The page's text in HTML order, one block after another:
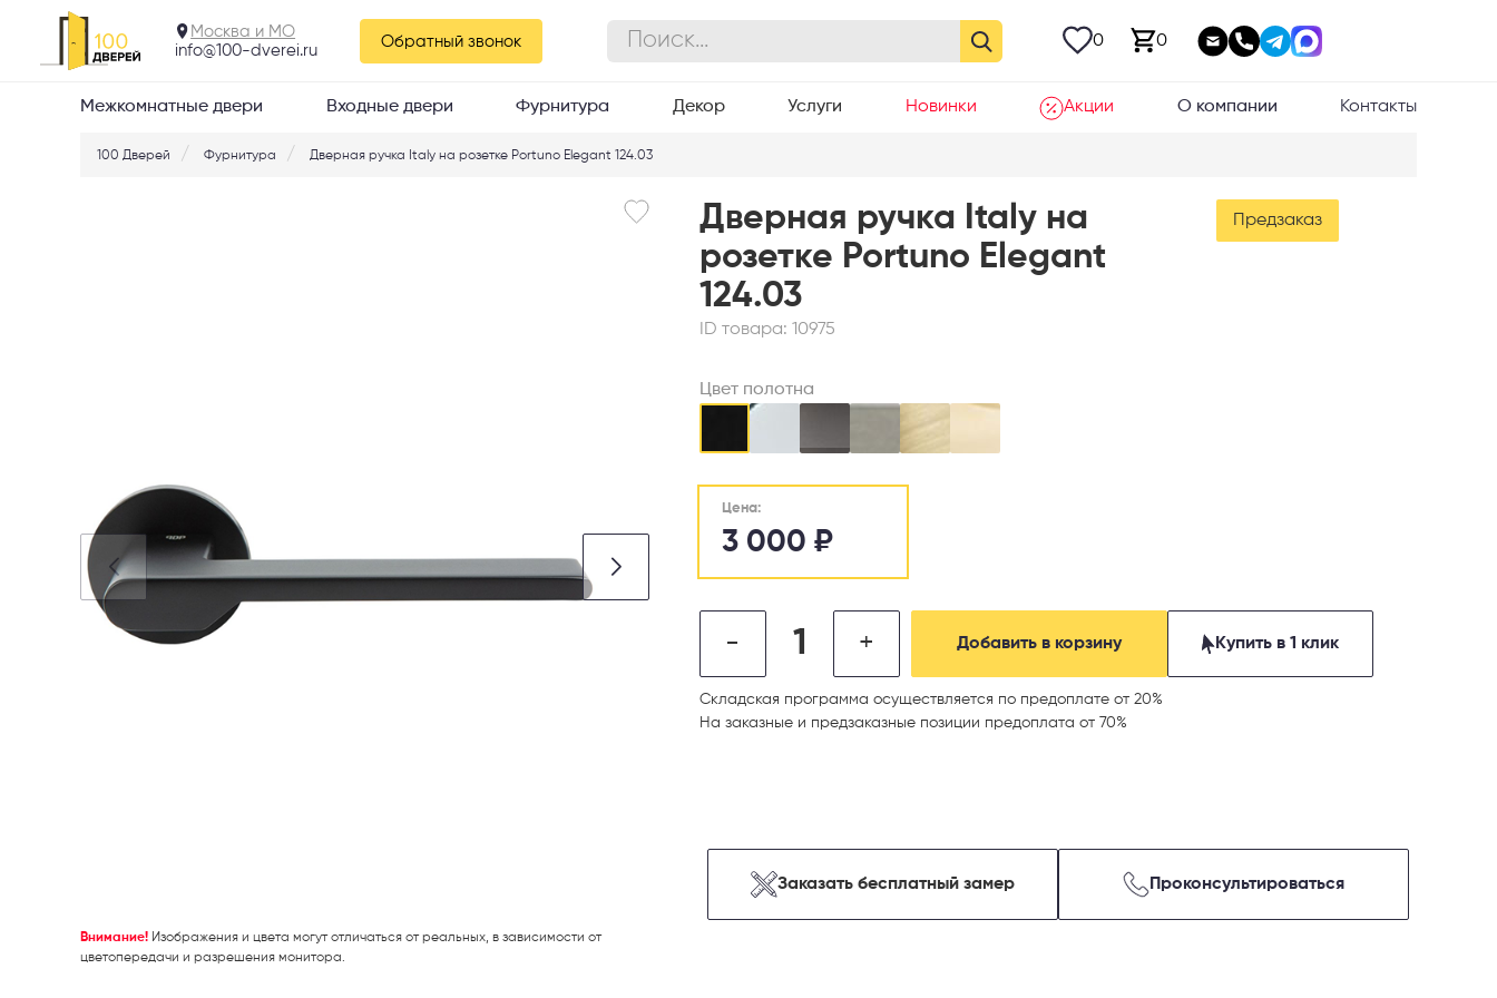
Москва и МО
info@100-dverei.ru
Обратный звонок 0 0
Межкомнатные двери Входные двери Фурнитура Декор Услуги Новинки Акции О компании Контакты
100 Дверей Фурнитура Дверная ручка Italy на розетке Portuno Elegant 124.03
Внимание! Изображения и цвета могут отличаться от реальных, в зависимости от
цветопередачи и разрешения монитора.
Дверная ручка Italy на
розетке Portuno Elegant
124.03
Предзаказ
ID товара: 10975
Цвет полотна
Цена:
3 000 ₽
- + Купить в 1 клик
Добавить в корзину
Складская программа осуществляется по предоплате от 20%
На заказные и предзаказные позиции предоплата от 70%
Заказать бесплатный замер Проконсультироваться